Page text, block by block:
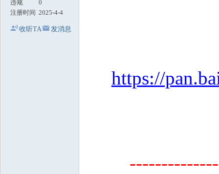
违规
0
注册时间 2025-4-4
收听TA 发消息
https://